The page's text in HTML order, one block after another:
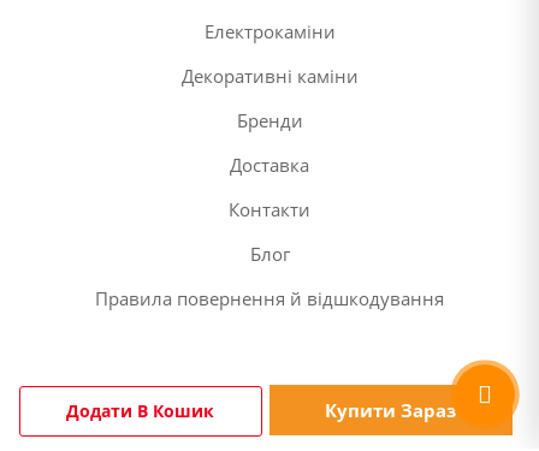
Додати В Кошик Купити Зараз
Електрокаміни
Декоративні каміни
Бренди
Доставка
Контакти
Блог
Правила повернення й відшкодування